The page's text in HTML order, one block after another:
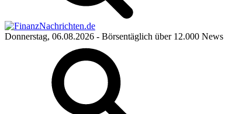
Donnerstag, 06.08.2026 - Börsentäglich über 12.000 News